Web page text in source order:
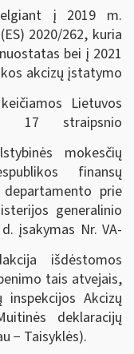
į 2019 m.
2020/262, kuria
bei į 2021
akcizų įstatymo
Lietuvos
17 straipsnio
mokesčių
finansų
prie
generalinio
įsakymas Nr. VA-
išdėstomos
tais atvejais,
inspekcijos Akcizų
deklaracijų
− Taisyklės).